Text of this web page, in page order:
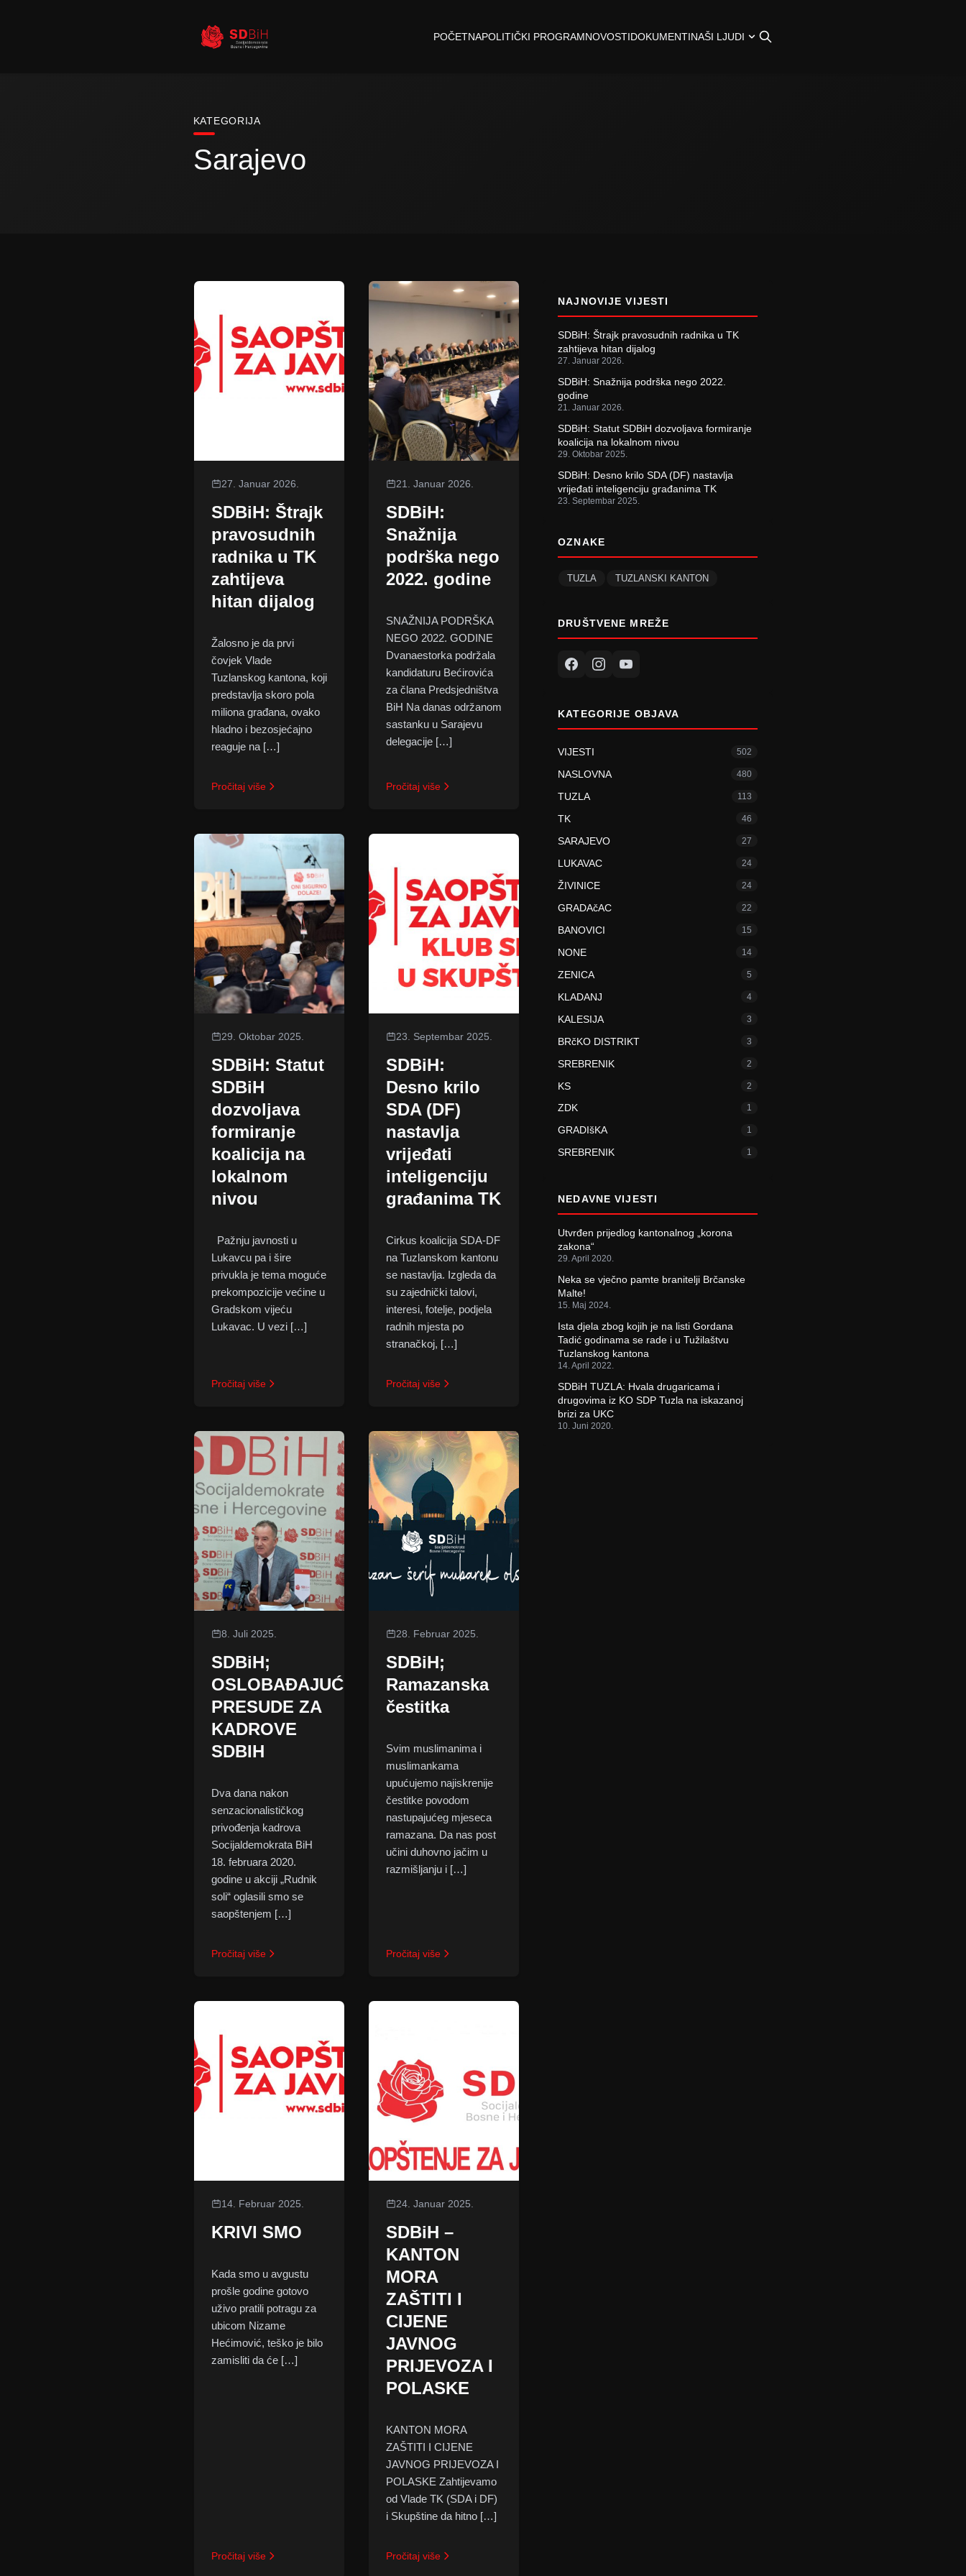
POČETNAPOLITIČKI PROGRAMNOVOSTIDOKUMENTINAŠI LJUDI
KATEGORIJA
Sarajevo
27. Januar 2026.
SDBiH: Štrajk
pravosudnih
radnika u TK
zahtijeva
hitan dijalog
Žalosno je da prvi
čovjek Vlade
Tuzlanskog kantona, koji
predstavlja skoro pola
miliona građana, ovako
hladno i bezosjećajno
reaguje na […]
Pročitaj više
21. Januar 2026.
SDBiH:
Snažnija
podrška nego
2022. godine
SNAŽNIJA PODRŠKA
NEGO 2022. GODINE
Dvanaestorka podržala
kandidaturu Bećirovića
za člana Predsjedništva
BiH Na danas održanom
sastanku u Sarajevu
delegacije […]
Pročitaj više
29. Oktobar 2025.
SDBiH: Statut
SDBiH
dozvoljava
formiranje
koalicija na
lokalnom
nivou
Pažnju javnosti u
Lukavcu pa i šire
privukla je tema moguće
prekompozicije većine u
Gradskom vijeću
Lukavac. U vezi […]
Pročitaj više
23. Septembar 2025.
SDBiH:
Desno krilo
SDA (DF)
nastavlja
vrijeđati
inteligenciju
građanima TK
Cirkus koalicija SDA-DF
na Tuzlanskom kantonu
se nastavlja. Izgleda da
su zajednički talovi,
interesi, fotelje, podjela
radnih mjesta po
stranačkoj, […]
Pročitaj više
8. Juli 2025.
SDBiH;
OSLOBAĐAJUĆE
PRESUDE ZA
KADROVE
SDBIH
Dva dana nakon
senzacionalističkog
privođenja kadrova
Socijaldemokrata BiH
18. februara 2020.
godine u akciji „Rudnik
soli“ oglasili smo se
saopštenjem […]
Pročitaj više
28. Februar 2025.
SDBiH;
Ramazanska
čestitka
Svim muslimanima i
muslimankama
upućujemo najiskrenije
čestitke povodom
nastupajućeg mjeseca
ramazana. Da nas post
učini duhovno jačim u
razmišljanju i […]
Pročitaj više
14. Februar 2025.
KRIVI SMO
Kada smo u avgustu
prošle godine gotovo
uživo pratili potragu za
ubicom Nizame
Hećimović, teško je bilo
zamisliti da će […]
Pročitaj više
24. Januar 2025.
SDBiH –
KANTON
MORA
ZAŠTITI I
CIJENE
JAVNOG
PRIJEVOZA I
POLASKE
KANTON MORA
ZAŠTITI I CIJENE
JAVNOG PRIJEVOZA I
POLASKE Zahtijevamo
od Vlade TK (SDA i DF)
i Skupštine da hitno […]
Pročitaj više
NAJNOVIJE VIJESTI
SDBiH: Štrajk pravosudnih radnika u TK
zahtijeva hitan dijalog
27. Januar 2026.
SDBiH: Snažnija podrška nego 2022.
godine
21. Januar 2026.
SDBiH: Statut SDBiH dozvoljava formiranje
koalicija na lokalnom nivou
29. Oktobar 2025.
SDBiH: Desno krilo SDA (DF) nastavlja
vrijeđati inteligenciju građanima TK
23. Septembar 2025.
OZNAKE
TUZLA TUZLANSKI KANTON
DRUŠTVENE MREŽE
KATEGORIJE OBJAVA
VIJESTI 502
NASLOVNA 480
TUZLA 113
TK 46
SARAJEVO 27
LUKAVAC 24
ŽIVINICE 24
GRADAčAC 22
BANOVICI 15
NONE 14
ZENICA 5
KLADANJ 4
KALESIJA 3
BRčKO DISTRIKT 3
SREBRENIK 2
KS 2
ZDK 1
GRADIšKA 1
SREBRENIK 1
NEDAVNE VIJESTI
Utvrđen prijedlog kantonalnog „korona
zakona“
29. April 2020.
Neka se vječno pamte branitelji Brčanske
Malte!
15. Maj 2024.
Ista djela zbog kojih je na listi Gordana
Tadić godinama se rade i u Tužilaštvu
Tuzlanskog kantona
14. April 2022.
SDBiH TUZLA: Hvala drugaricama i
drugovima iz KO SDP Tuzla na iskazanoj
brizi za UKC
10. Juni 2020.